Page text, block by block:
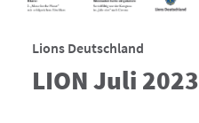
Lions Deutschland
LION Juli 2023